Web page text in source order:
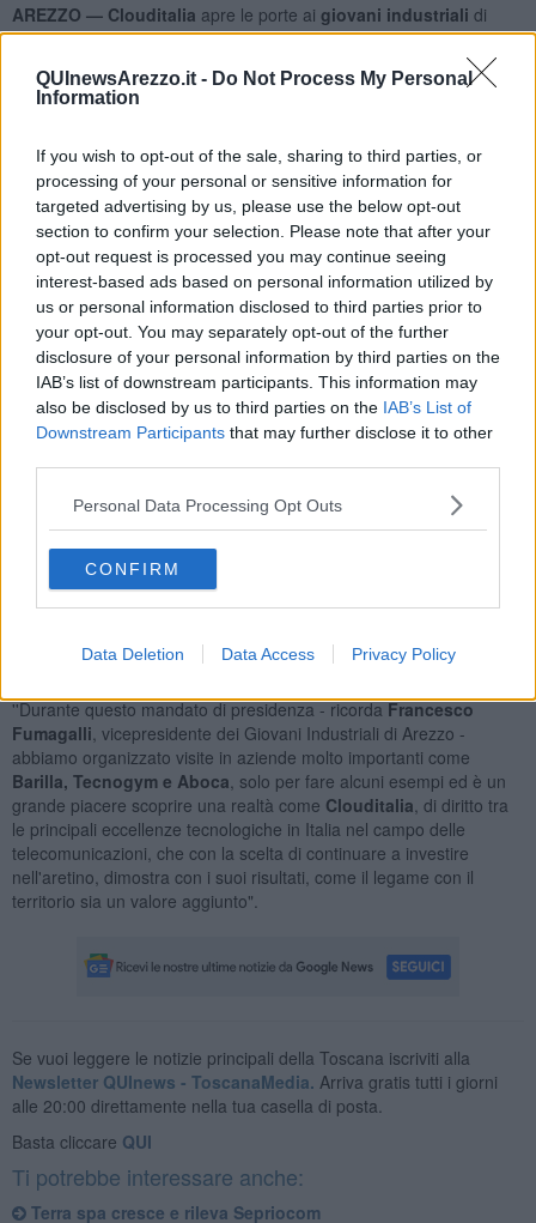
QUInewsArezzo.it - Do Not Process My Personal
Information
If you wish to opt-out of the sale, sharing to third parties, or
processing of your personal or sensitive information for
targeted advertising by us, please use the below opt-out
section to confirm your selection. Please note that after your
opt-out request is processed you may continue seeing
interest-based ads based on personal information utilized by
us or personal information disclosed to third parties prior to
your opt-out. You may separately opt-out of the further
disclosure of your personal information by third parties on the
IAB’s list of downstream participants. This information may
also be disclosed by us to third parties on the IAB’s List of
Downstream Participants that may further disclose it to other
Personal Data Processing Opt Outs
CONFIRM
Data Deletion Data Access Privacy Policy
AREZZO — Clouditalia apre le porte ai giovani industriali di
Arezzo. L'azienda aretina, primo provider italiano di servizi di
telecomunicazioni e cloud computing dedicato alle pmi, ha ospitato
la delegazione di oltre15 giovani imprenditoriche, attraverso una
visita guidata da
una realtà radicata sul territorio e capace di fronteggiare sfide di
sempre più grande respiro.
Tra i tanti temi emersi: l'importanza di essere presenti e investire
sul territorio, sull'innovazione e soprattutto su incontri come questo,
in cui si confrontano idee, progetti e si gettano le basi per lo
sviluppo della competitività delle aziende nello scenario industriale
nazionale.
''Clouditalia - dichiara Francesco Baroncelli - è un esempio di come
si possa crescere e diventare un'eccellenza non solo a livello
locale. La strategia che abbiamo intrapreso è stata premiante e il
piano industriale approvato dal nostro cda ci ha dato ragione".
"Quest'anno infatti -chiarisce- abbiamochiuso per la prima volta
in utilema soprattutto stiamo ultimando il
a cui si aggiungono
altre aziende, stiamo riuscendo a portare la banda larga anche nei
''Durante questo mandato di presidenza - ricordaFrancesco
Fumagalli , vicepresidente dei Giovani Industriali di Arezzo -
abbiamo organizzato visite in aziende molto importanti come
Barilla, Tecnogym e Aboca , solo per fare alcuni esempi ed è un
grande piacere scoprire una realtà come Clouditalia , di diritto tra
le principali eccellenze tecnologiche in Italia nel campo delle
telecomunicazioni, che con la scelta di continuare a investire
nell'aretino, dimostra con i suoi risultati, come il legame con il
territorio sia un valore aggiunto".
Se vuoi leggere le notizie principali della Toscana iscriviti alla
Newsletter QUInews - ToscanaMedia. Arriva gratis tutti i giorni
alle 20:00 direttamente nella tua casella di posta.
Basta cliccare QUI
Ti potrebbe interessare anche:
Terra spa cresce e rileva Sepriocom